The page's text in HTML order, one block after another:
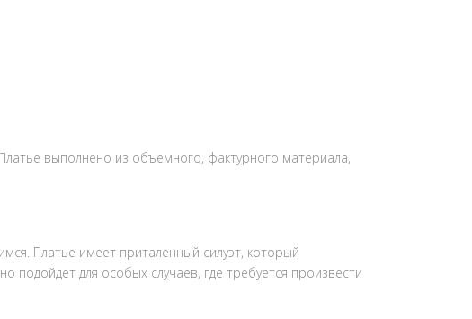
выполнено из объемного, фактурного материала,
Платье имеет приталенный силуэт, который
для особых случаев, где требуется произвести